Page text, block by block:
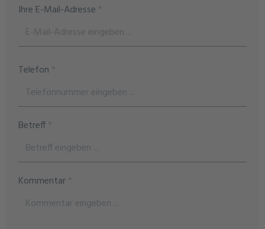
Ihre E-Mail-Adresse *
Telefon *
Betreff *
Kommentar *